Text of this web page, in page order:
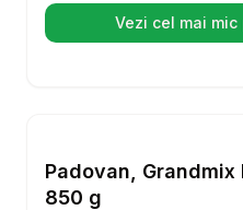
prietenului dumneavoastra
Vezi cel mai mic
(se
Padovan, Grandmix
850 g